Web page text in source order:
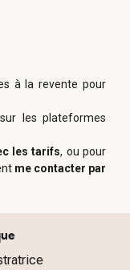
à la revente pour
les plateformes
les tarifs, ou pour
me contacter par